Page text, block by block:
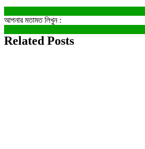
আপনার মতামত লিখুন :
Related Posts